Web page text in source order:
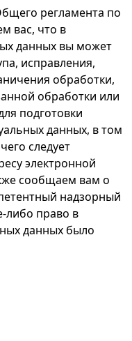
регламента по
вас, что в
данных вы может
исправления,
обработки,
обработки или
подготовки
данных, в том
следует
электронной
сообщаем вам о
надзорный
либо право в
данных было